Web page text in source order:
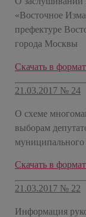
«Восточное
префектуре
города Москвы
​Скачать в
21.03.2017 № 24
О схеме
выборам
​Скачать в
21.03.2017 № 22
Информация